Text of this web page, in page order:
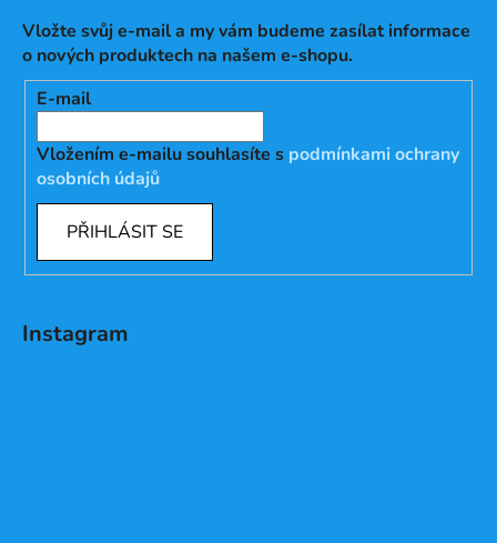
Vložte svůj e-mail a my vám budeme zasílat informace
o nových produktech na našem e-shopu.
E-mail
Vložením e-mailu souhlasíte s podmínkami ochrany
osobních údajů
PŘIHLÁSIT SE
Instagram